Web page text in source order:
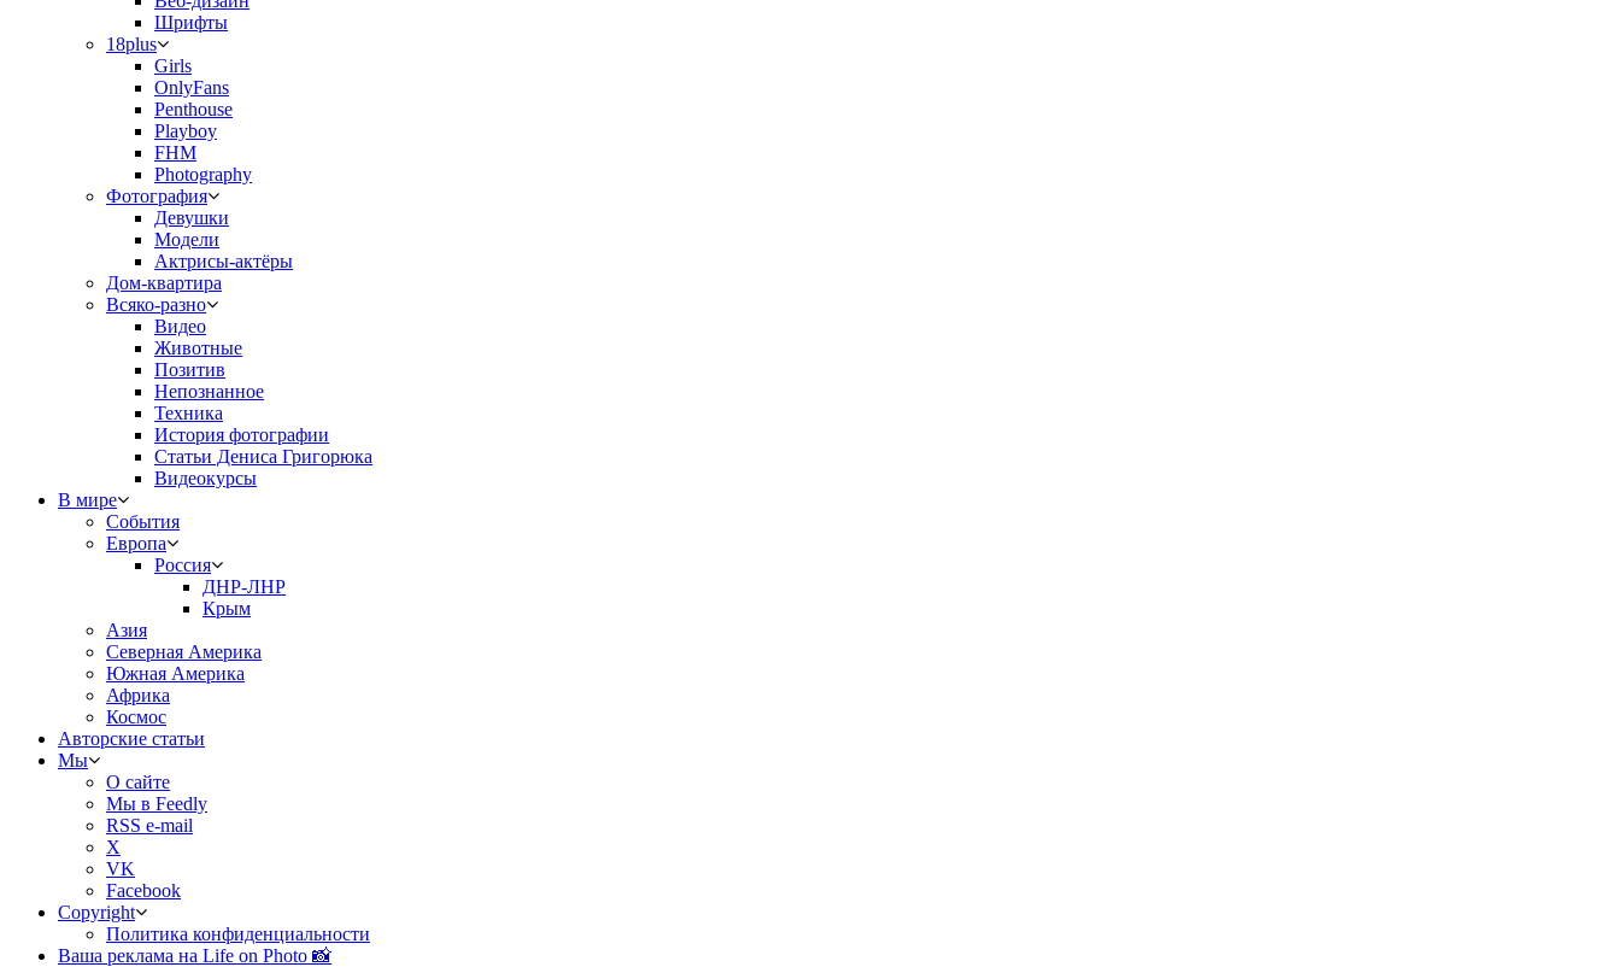
Шрифты
18plus
Girls
OnlyFans
Penthouse
Playboy
FHM
Photography
Фотография
Девушки
Модели
Актрисы-актёры
Дом-квартира
Всяко-разно
Видео
Животные
Позитив
Непознанное
Техника
История фотографии
Статьи Дениса Григорюка
Видеокурсы
В мире
События
Европа
Россия
ДНР-ЛНР
Крым
Азия
Северная Америка
Южная Америка
Африка
Космос
Авторские статьи
Мы
О сайте
Мы в Feedly
RSS e-mail
X
VK
Facebook
Copyright
Политика конфиденциальности
Ваша реклама на Life on Photo 📸